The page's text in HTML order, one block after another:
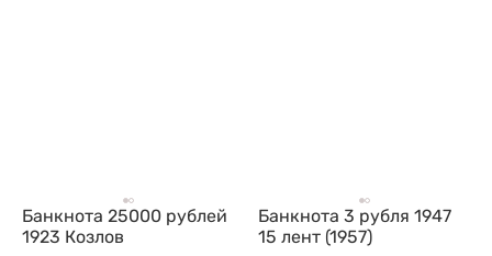
Банкнота 25000 рублей
1923 Козлов
Банкнота 3 рубля 1947
15 лент (1957)